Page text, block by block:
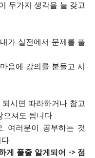
두가지 생각을 늘 갖고
가 실전에서 문제를 풀
음에 강의를 붙들고 시
시면 따라하거나 참고
으셔도 됩니다.
여러분이 공부하는 것
.
게 풀줄 알게되어 -> 점